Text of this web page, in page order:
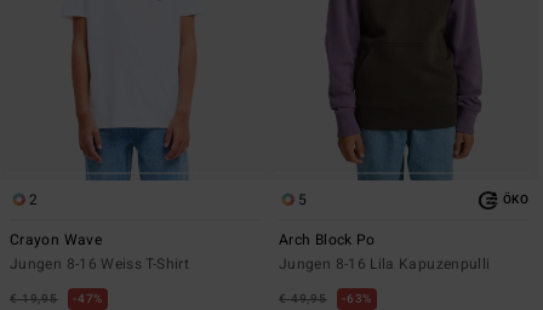
2
Crayon Wave
Jungen 8-16 Weiss T-Shirt
€ 19,95 47%
5 ÖKO
Arch Block Po
Jungen 8-16 Lila Kapuzenpulli
€ 49,95 63%